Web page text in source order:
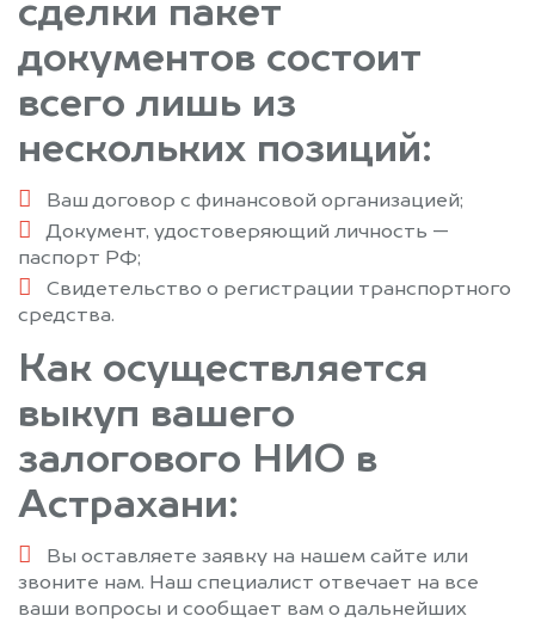
сделки пакет
документов состоит
всего лишь из
нескольких позиций:
Ваш договор с финансовой организацией;
Документ, удостоверяющий личность —
паспорт РФ;
Свидетельство о регистрации транспортного
средства.
Как осуществляется
выкуп вашего
залогового НИО в
Астрахани:
Вы оставляете заявку на нашем сайте или
звоните нам. Наш специалист отвечает на все
ваши вопросы и сообщает вам о дальнейших